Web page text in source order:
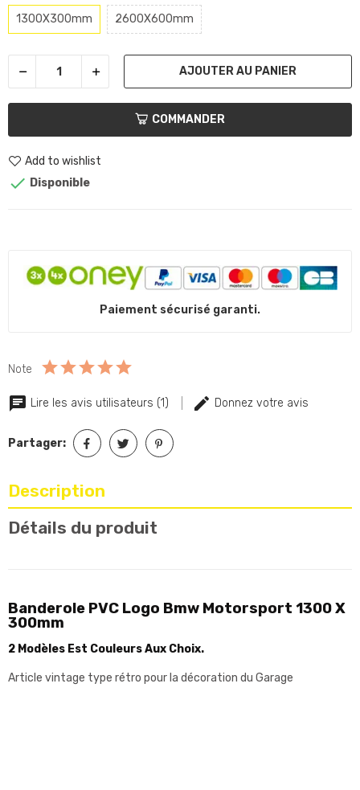
1300X300mm 2600X600mm
AJOUTER AU PANIER
COMMANDER
Add to wishlist
 Disponible
Paiement sécurisé garanti.
Note
Lire les avis utilisateurs (1) Donnez votre avis
Partager:
Description
Détails du produit
Banderole PVC Logo Bmw Motorsport 1300 X
300mm
2 Modèles Est Couleurs Aux Choix.
Article vintage type rétro pour la décoration du Garage